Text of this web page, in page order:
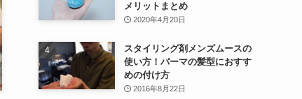
メリットまとめ
2020年4月20日
スタイリング剤メンズムースの
使い方！パーマの髪型におすす
めの付け方
2016年8月22日